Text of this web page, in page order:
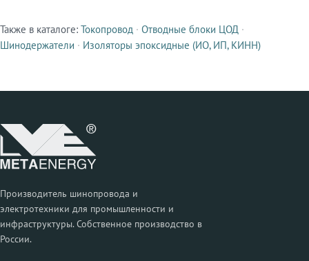
Смежные продукты
Также в каталоге: Токопровод · Отводные блоки ЦОД ·
Шинодержатели · Изоляторы эпоксидные (ИО, ИП, КИНН)
Производитель шинопровода и
электротехники для промышленности и
инфраструктуры. Собственное производство в
России.